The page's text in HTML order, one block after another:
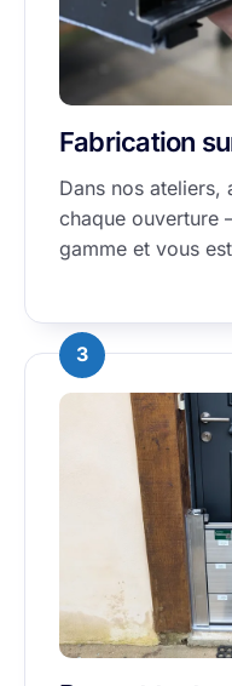
Fabrication
Dans nos ateliers,
chaque ouverture
gamme et vous